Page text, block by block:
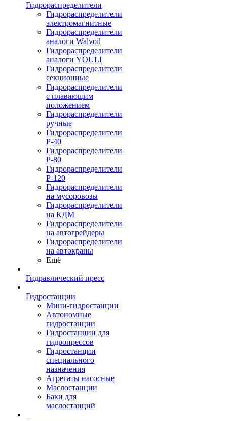
Гидрораспределители
Гидрораспределители
электромагнитные
Гидрораспределители
аналоги Walvoil
Гидрораспределители
аналоги YOULI
Гидрораспределители
секционные
Гидрораспределители
с плавающим
положением
Гидрораспределители
ручные
Гидрораспределители
Р-40
Гидрораспределители
Р-80
Гидрораспределители
Р-120
Гидрораспределители
на мусоровозы
Гидрораспределители
на КДМ
Гидрораспределители
на автогрейдеры
Гидрораспределители
на автокраны
Ещё
Гидравлический пресс
Гидростанции
Мини-гидростанции
Автономные
гидростанции
Гидростанции для
гидропрессов
Гидростанции
специального
назначения
Агрегаты насосные
Маслостанции
Баки для
маслостанций